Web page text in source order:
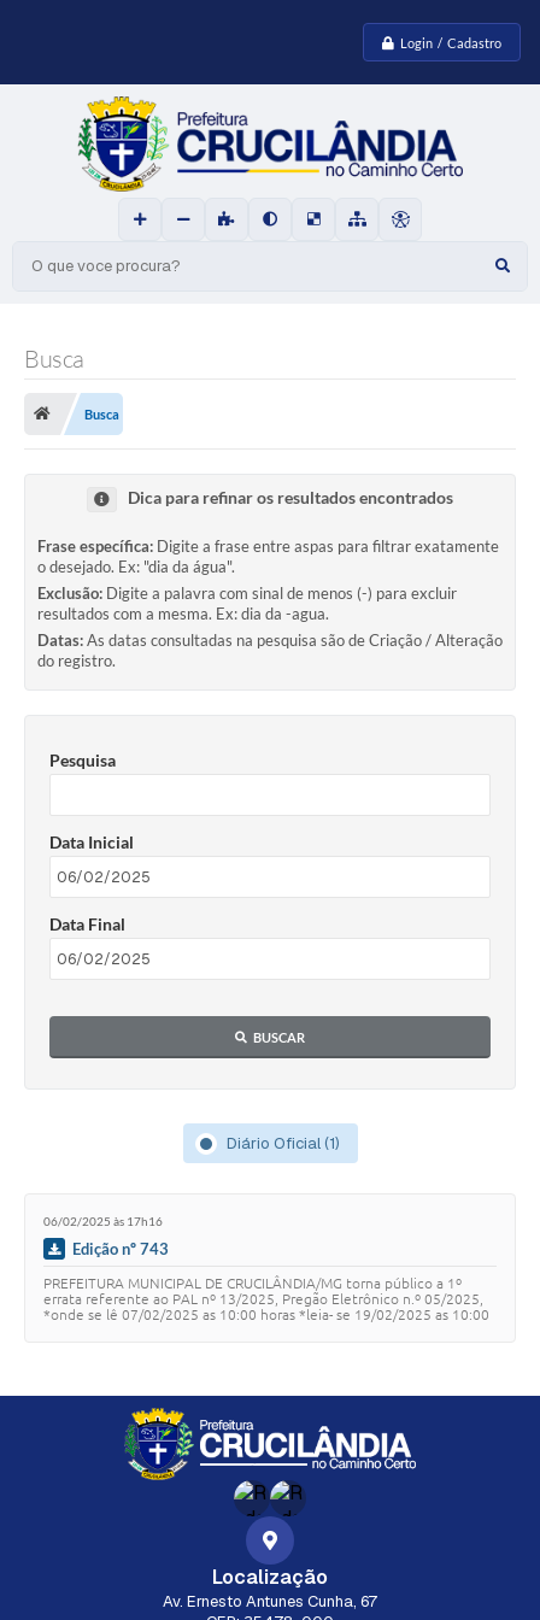
Login / Cadastro
O que voce procura?
Busca
Busca
Dica para refinar os resultados encontrados
Frase específica: Digite a frase entre aspas para filtrar exatamente
o desejado. Ex: "dia da água".
Exclusão: Digite a palavra com sinal de menos (-) para excluir
resultados com a mesma. Ex: dia da -agua.
Datas:As datas consultadas na pesquisa são de Criação / Alteração
do registro.
Pesquisa
Data Inicial
Data Final
BUSCAR
Diário Oficial (1)
06/02/2025 às 17h16
Edição nº 743
PREFEITURA MUNICIPAL DE CRUCILÂNDIA/MG torna público a 1º
errata referente ao PAL nº 13/2025, Pregão Eletrônico n.º 05/2025,
*onde se lê 07/02/2025 as 10:00 horas *leia- se 19/02/2025 as 10:00
Localização
Av. Ernesto Antunes Cunha, 67